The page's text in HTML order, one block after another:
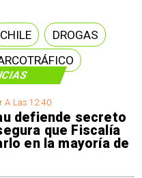
A Las 12:40
defiende secreto
que Fiscalía
en la mayoría de
CHILE
DROGAS